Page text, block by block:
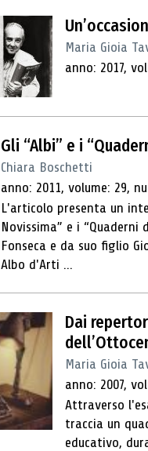
Maria Gioia
anno: 2017,
Gli “Albi” e i
Chiara Boschetti
anno: 2011, volume: 29,
L'articolo presenta un
Novissima” e i
Fonseca e da suo figlio
Albo d'Arti ...
Dai
Maria Gioia
anno: 2007,
Attraverso
traccia un
educativo,